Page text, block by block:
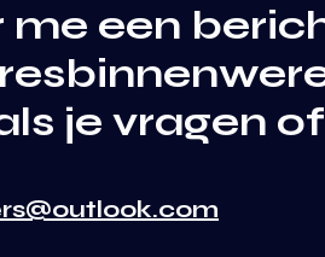
me een
je vragen